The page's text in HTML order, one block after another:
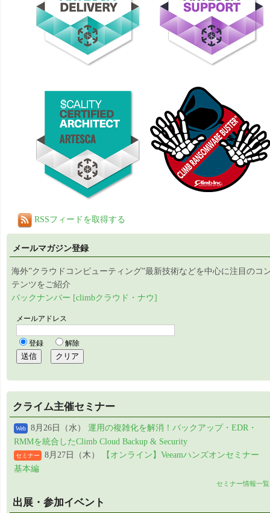
RSSフィードを取得する
メールマガジン登録
海外”クラウドコンピューティング”最新技術などを中心に注目のコ
テンツをご紹介
バックナンバー [climbクラウド・ナウ]
クライム主催セミナー
Web 8月26日（水） 運用の複雑化を解消！バックアップ・EDR・
RMMを統合したClimb Cloud Backup & Security
セミナー 8月27日（木）
【オンライン】Veeamハンズオンセミナー
基本編
セミナー情報一覧
出展・参加イベント